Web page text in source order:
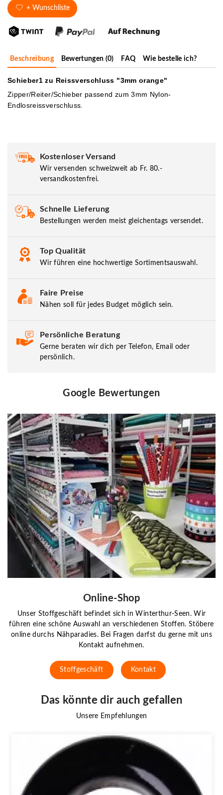
+ Wunschliste
Beschreibung Bewertungen (0) FAQ Wie bestelle ich?
Schieber1 zu Reissverschluss "3mm orange"
Zipper/Reiter/Schieber passend zum 3mm Nylon-
Endlosreissverschluss.
Kostenloser Versand
Wir versenden schweizweit ab Fr. 80.-
versandkostenfrei.
Schnelle Lieferung
Bestellungen werden meist gleichentags versendet.
Top Qualität
Wir führen eine hochwertige Sortimentsauswahl.
Faire Preise
Nähen soll für jedes Budget möglich sein.
Persönliche Beratung
Gerne beraten wir dich per Telefon, Email oder
persönlich.
Google Bewertungen
Online-Shop
Unser Stoffgeschäft befindet sich in Winterthur-Seen. Wir
führen eine schöne Auswahl an verschiedenen Stoffen. Stöbere
online durchs Nähparadies. Bei Fragen darfst du gerne mit uns
Kontakt aufnehmen.
Stoffgeschäft Kontakt
Das könnte dir auch gefallen
Unsere Empfehlungen